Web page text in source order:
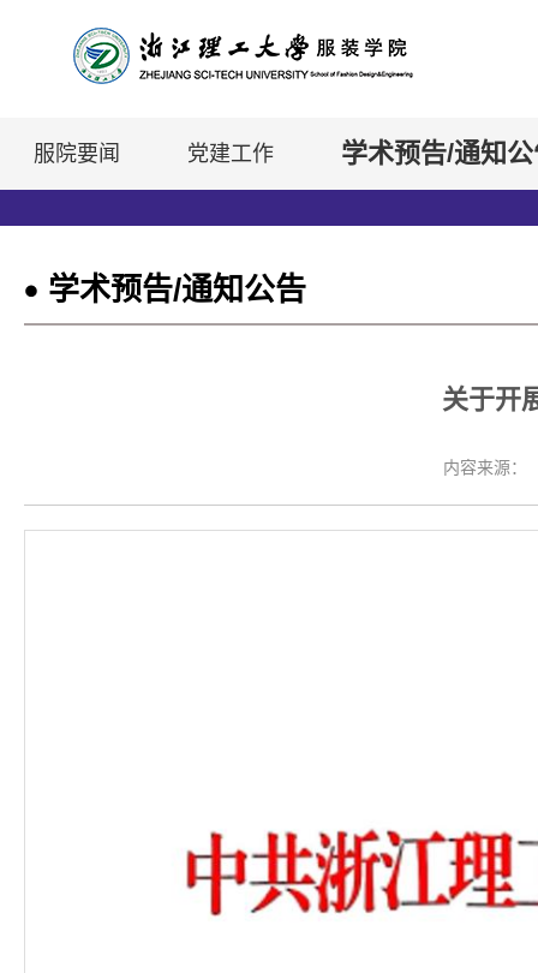
服院要闻 党建工作 学术预告/通知
学术预告/通知公告
关于开
内容来源：